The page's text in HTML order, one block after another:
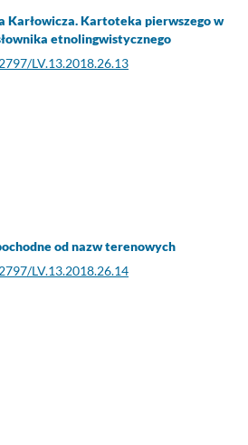
Karłowicza. Kartoteka pierwszego w
etnolingwistycznego
LV.13.2018.26.13
od nazw terenowych
LV.13.2018.26.14